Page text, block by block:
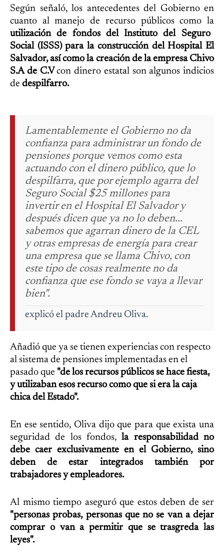
Según señaló, los antecedentes del Gobierno en
cuanto al manejo de recurso públicos como la
utilización de fondos del Instituto del Seguro
Social (ISSS) para la construcción del Hospital El
Salvador, así como la creación de la empresa Chivo
S.A de C.Vcon dinero estatal son algunos indicios
de despilfarro.
Lamentablemente el Gobierno no da
confianza para administrar un fondo de
pensiones porque vemos como esta
actuando con el dinero público, que lo
despilfarra, que por ejemplo agarra del
Seguro Social $25 millones para
invertir en el Hospital El Salvador y
después dicen que ya no lo deben...
sabemos que agarran dinero de la CEL
y otras empresas de energía para crear
una empresa que se llama Chivo, con
este tipo de cosas realmente no da
confianza que ese fondo se vaya a llevar
bien".
explicó el padre Andreu Oliva.
Añadió que ya se tienen experiencias con respecto
al sistema de pensiones implementadas en el
pasado que "de los recursos públicos se hace fiesta,
y utilizaban esos recurso como que si era la caja
chica del Estado".
En ese sentido, Oliva dijo que para que exista una
seguridad de los fondos,la responsabilidad no
debe caer exclusivamente en el Gobierno, sino
deben de estar integrados también por
trabajadores y empleadores.
Al mismo tiempo aseguró que estos deben de ser
"personas probas, personas que no se van a dejar
comprar o van a permitir que se trasgreda las
leyes".